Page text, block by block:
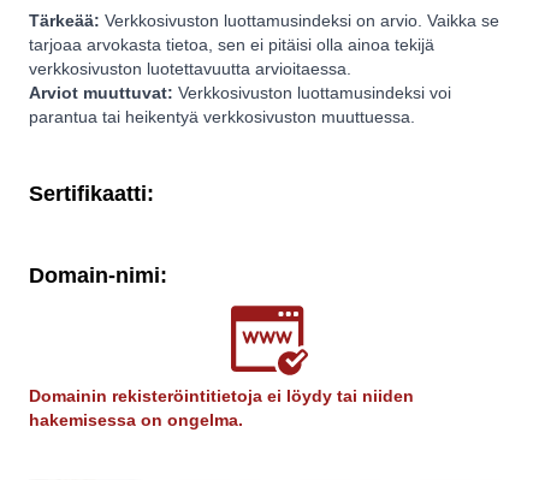
Tärkeää: Verkkosivuston luottamusindeksi on arvio. Vaikka se
tarjoaa arvokasta tietoa, sen ei pitäisi olla ainoa tekijä
verkkosivuston luotettavuutta arvioitaessa.
Arviot muuttuvat: Verkkosivuston luottamusindeksi voi
parantua tai heikentyä verkkosivuston muuttuessa.
Sertifikaatti:
Domain-nimi:
Domainin rekisteröintitietoja ei löydy tai niiden
hakemisessa on ongelma.